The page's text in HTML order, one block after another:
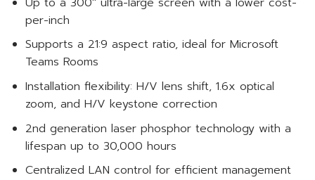
per-inch
Supports a 21:9 aspect ratio, ideal for Microsoft
Teams Rooms
Installation flexibility: H/V lens shift, 1.6x optical
zoom, and H/V keystone correction
2nd generation laser phosphor technology with a
lifespan up to 30,000 hours
Centralized LAN control for efficient management